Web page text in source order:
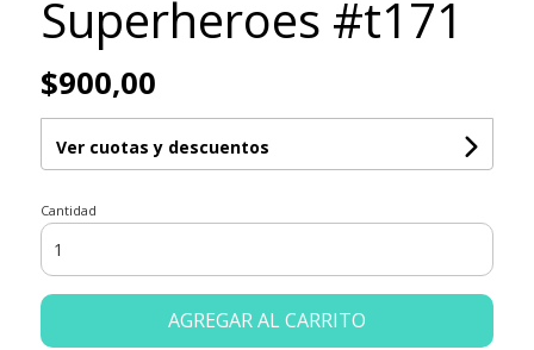
Superheroes #t171
$900,00
Ver cuotas y descuentos
Cantidad
AGREGAR AL CARRITO